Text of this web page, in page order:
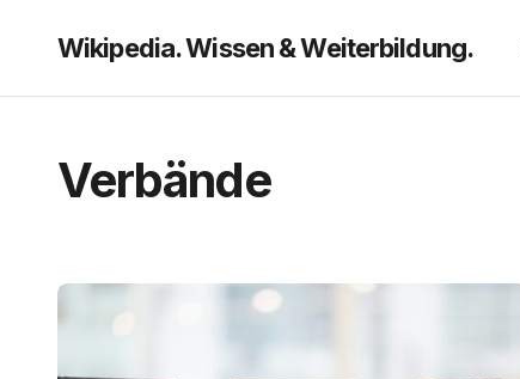
Wikipedia. Wissen & Weiterbildung.
Verbände